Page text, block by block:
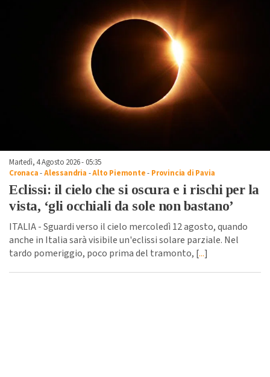
Martedì, 4 Agosto 2026 - 05:35
Cronaca-Alessandria -Alto Piemonte- Provincia di Pavia
Eclissi: il cielo che si oscura e i rischi per la
vista, ‘gli occhiali da sole non bastano’
ITALIA - Sguardi verso il cielo mercoledì 12 agosto, quando
anche in Italia sarà visibile un'eclissi solare parziale. Nel
tardo pomeriggio, poco prima del tramonto, [...]